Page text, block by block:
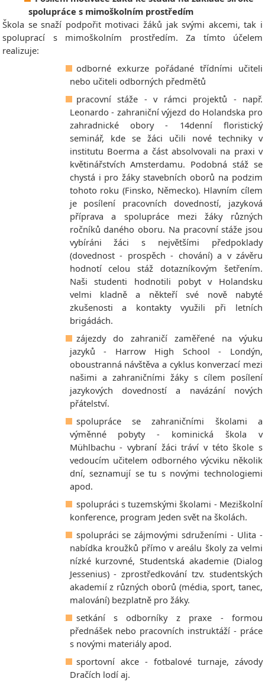
spolupráce s mimoškolním prostředím
Škola se snaží podpořit motivaci žáků jak svými akcemi, tak i
spoluprací s mimoškolním prostředím. Za tímto účelem
realizuje:
odborné exkurze pořádané třídními učiteli
nebo učiteli odborných předmětů
pracovní stáže - v rámci projektů - např.
Leonardo - zahraniční výjezd do Holandska pro
zahradnické obory - 14denní floristický
seminář, kde se žáci učili nové techniky v
institutu Boerma a část absolvovali na praxi v
květinářstvích Amsterdamu. Podobná stáž se
chystá i pro žáky stavebních oborů na podzim
tohoto roku (Finsko, Německo). Hlavním cílem
je posílení pracovních dovedností, jazyková
příprava a spolupráce mezi žáky různých
ročníků daného oboru. Na pracovní stáže jsou
vybíráni žáci s největšími předpoklady
(dovednost - prospěch - chování) a v závěru
hodnotí celou stáž dotazníkovým šetřením.
Naši studenti hodnotili pobyt v Holandsku
velmi kladně a někteří své nově nabyté
zkušenosti a kontakty využili při letních
brigádách.
zájezdy do zahraničí zaměřené na výuku
jazyků - Harrow High School - Londýn,
oboustranná návštěva a cyklus konverzací mezi
našimi a zahraničními žáky s cílem posílení
jazykových dovedností a navázání nových
přátelství.
spolupráce se zahraničními školami a
výměnné pobyty - kominická škola v
Mühlbachu - vybraní žáci tráví v této škole s
vedoucím učitelem odborného výcviku několik
dní, seznamují se tu s novými technologiemi
apod.
spolupráci s tuzemskými školami - Meziškolní
konference, program Jeden svět na školách.
spolupráci se zájmovými sdruženími - Ulita -
nabídka kroužků přímo v areálu školy za velmi
nízké kurzovné, Studentská akademie (Dialog
Jessenius) - zprostředkování tzv. studentských
akademií z různých oborů (média, sport, tanec,
malování) bezplatně pro žáky.
setkání s odborníky z praxe - formou
přednášek nebo pracovních instruktáží - práce
s novými materiály apod.
sportovní akce - fotbalové turnaje, závody
Dračích lodí aj.